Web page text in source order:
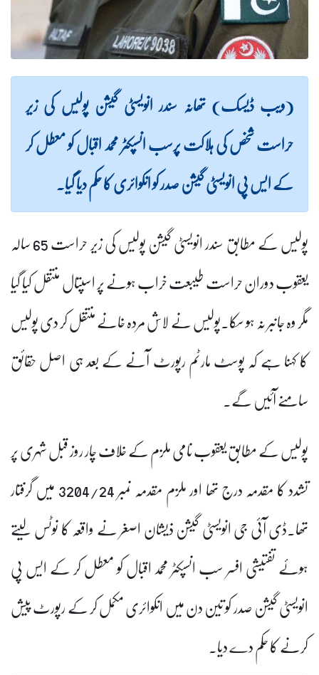
(ویب ڈیسک) تھانہ سندر انویسٹی گیشن پولیس کی زیر
حراست شخص کی ہلاکت پرسب انسپکٹر محمد اقبال کو معطل کر
کے ایس پی انویسٹی گیشن صدر کو انکوائری کا حکم دیا گیا۔
پولیس کے مطابق سندر انویسٹی گیشن پولیس کی زیر حراست 65 سالہ
یعقوب دوران حراست طیبعت خراب ہونے پر اسپتال منتقل کیا گیا
مگر وہ جانبر نہ ہو سکا۔پولیس نے لاش مردہ خانے منتقل کر دی پولیس
کا کہنا ہے کہ پوسٹ مارٹم رپورٹ آنے کے بعد ہی اصل حقائق
سامنے آئیں گے۔
پولیس کے مطابق یعقوب نامی ملزم کے خلاف چار روز قبل شہری پر
تشدد کا مقدمہ درج تھا اور ملزم مقدمہ نمبر 3204/24 میں گرفتار
تھا۔ڈی آئی جی انویسٹی گیشن ذیشان اصغر نے واقعہ کا نوٹس لیتے
ہوئے تفتیشی افسر سب انسپکٹر محمد اقبال کو معطل کر کے ایس پی
انویسٹی گیشن صدر کو تین دن میں انکوائری مکمل کر کے رپورٹ پیش
کرنے کا حکم دے دیا۔